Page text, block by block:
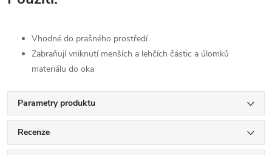
Vhodné do prašného prostředí
Zabraňují vniknutí menších a lehčích částic a úlomků
materiálu do oka
Parametry produktu
Recenze